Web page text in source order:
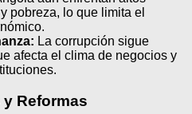
pobreza, lo que limita el
La corrupción sigue
afecta el clima de negocios y
Reformas